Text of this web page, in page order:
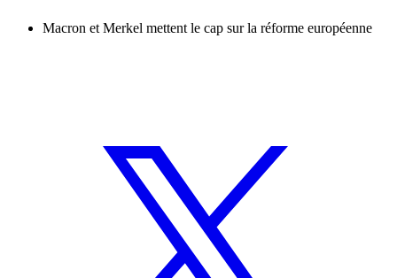
Macron et Merkel mettent le cap sur la réforme européenne